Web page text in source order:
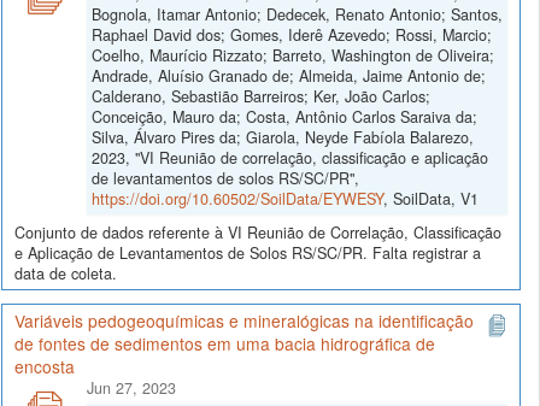
Bognola, Itamar Antonio; Dedecek, Renato Antonio; Santos,
Raphael David dos; Gomes, Iderê Azevedo; Rossi, Marcio;
Coelho, Maurício Rizzato; Barreto, Washington de Oliveira;
Andrade, Aluísio Granado de; Almeida, Jaime Antonio de;
Calderano, Sebastião Barreiros; Ker, João Carlos;
Conceição, Mauro da; Costa, Antônio Carlos Saraiva da;
Silva, Álvaro Pires da; Giarola, Neyde Fabíola Balarezo,
2023, "VI Reunião de correlação, classificação e aplicação
de levantamentos de solos RS/SC/PR",
https://doi.org/10.60502/SoilData/EYWESY, SoilData, V1
Conjunto de dados referente à VI Reunião de Correlação, Classificação
e Aplicação de Levantamentos de Solos RS/SC/PR. Falta registrar a
data de coleta.
Variáveis pedogeoquímicas e mineralógicas na identificação
de fontes de sedimentos em uma bacia hidrográfica de
encosta
Jun 27, 2023